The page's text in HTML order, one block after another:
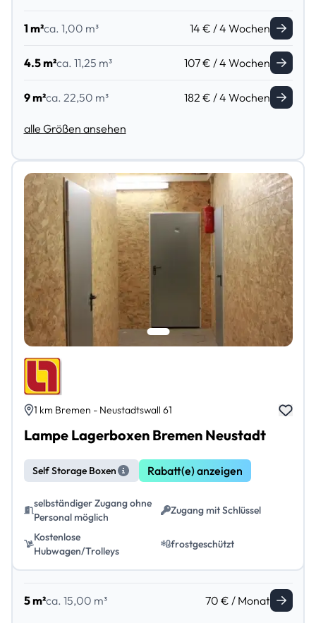
1 m²ca. 1,00 m³ 14 € / 4 Wochen
4.5 m²ca. 11,25 m³ 107 € / 4 Wochen
9 m²ca. 22,50 m³ 182 € / 4 Wochen
alle Größen ansehen
1 km Bremen - Neustadtswall 61
Lampe Lagerboxen Bremen Neustadt
Self Storage Boxen Rabatt(e) anzeigen
selbständiger Zugang ohne
Personal möglich
Zugang mit Schlüssel
Kostenlose
Hubwagen/Trolleys
frostgeschützt
5 m²ca. 15,00 m³ 70 € / Monat